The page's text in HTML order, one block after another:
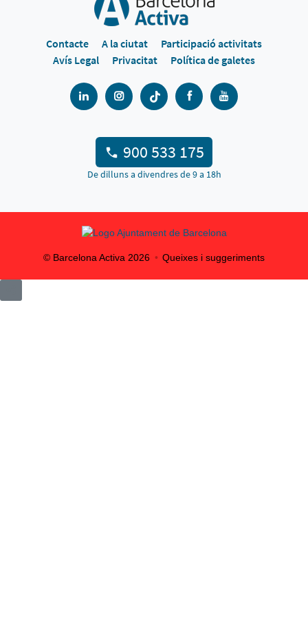
Contacte A la ciutat
Participació activitats
Avís Legal
Privacitat Política de galetes
900 533 175
De dilluns a divendres de 9 a 18h
© Barcelona Activa 2026 Queixes i suggeriments